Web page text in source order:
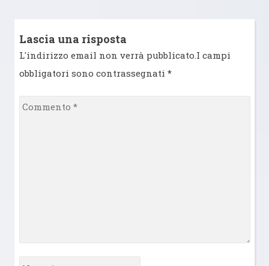
Lascia una risposta
L'indirizzo email non verrà pubblicato.I campi
obbligatori sono contrassegnati *
Commento